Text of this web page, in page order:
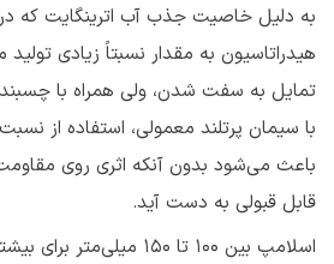
به دلیل خاصیت جذب آب اترینگایت که در
هیدراتاسیون به مقدار نسبتاً زیادی
تمایل به سفت شدن، ولی همراه با
با سیمان پرتلند معمولی، استفاده از
باعث می‌شود بدون آنکه اثری روی مقاومت
قابل قبولی به دست آید.
اسلامپ بین ۱۰۰ تا ۱۵۰